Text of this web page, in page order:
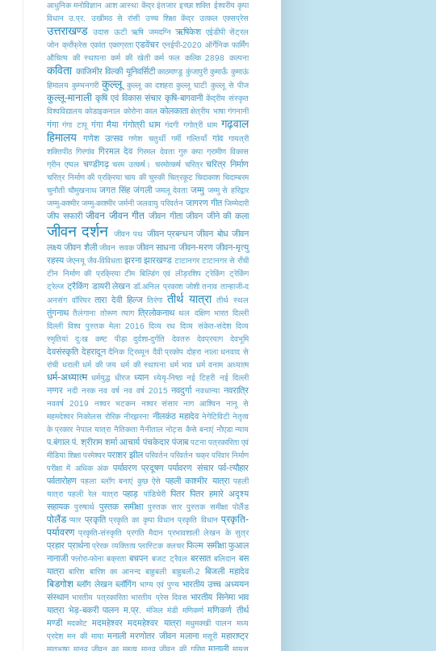
आधुनिक मनोविज्ञान आश आस्था केंद्र इंतजार इच्छा शक्ति ईश्वरीय कृपा
विधान उ.प्र. उखीमठ से रांसी उच्च शिक्षा केंद्र उत्कल एक्सप्रेस
उत्तराखण्ड उदास ऊटी ऋषि जमदग्नि ऋषिकेश एईडीपी सेंट्रल
जोन क्राँफ्रेस एकांत एकाग्रता एडवेंचर एनईपी-2020 ऑर्गेनिक फार्मिंग
औचित्य की स्थापना कर्म की खेती कर्म फल कल्कि 2898 कल्पना
कविता काजिमीर विल्की यूनिवर्सिटी काठमाण्डू कुंजापुरी कुमाऊँ कुमाऊं
हिमालय कुम्भनगरी कुल्लू कुल्लू का दशहरा कुल्लू घाटी कुल्लू से पीज
कुल्लू-मानाली कृषि एवं विकास संचार कृषि-बागवानी केंद्रीय संस्कृत
विश्वविद्यालय कोडाइकनाल कोरोना काल कोलकाता क्षेत्रीय भाषा गंगनानी
गंगा गंगा टापू गंगा मैया गंगोत्री धाम गंदगी गगोत्री धाम गढ़वाल
हिमालय
गणेश उत्सव गणेश चतुर्थी गर्मी गल्तियाँ गांव
गायत्री
शक्तिपीठ गिरगांव गिरमल देव गिरमल देवता गुरु कपा ग्रामीण विकास
ग्रीन एप्पल चण्डीगढ़ चरम उत्कर्ष। चरमोत्कर्ष चरित्र चरित्र निर्माण
चरित्र निर्माण की प्रक्रिया चाय की चुस्की चित्रकूट चिदाकाश चिदाम्बरम
चुनौती चौमुखनाथ जगत सिंह जंगली जमलू देवता जम्मु जम्मु से हरिद्वार
जम्मु-कश्मीर जम्मु-काश्मीर जर्मनी जलवायु परिवर्तन जागरण गीत जिम्मेदारी
जीप सफारी जीवन जीवन गीत जीवन गीता जीवन जीने की कला
जीवन दर्शन जीवन पथ जीवन प्रबन्धन जीवन बोध जीवन
लक्ष्य जीवन शैली जीवन सवक जीवन साधना जीवन-मरण जीवन-मृत्यु
रहस्य जेएनयू जैव-विविधता झरना झारखण्ड टाटानगर टाटानगर से राँची
टीन निर्माण की प्रक्रिया टीम बिल्डिंग एवं लीड़रशिप ट्रेकिंग ट्रेकिंग
ट्रेल्ज ट्रैकिंग डायरी लेखन डॉ.अनिल प्रकाश जोशी तनाव तान्हाजी-द
अनसंग वॉरियर तारा देवी हिल्ज तिरंगा तीर्थ यात्रा तीर्थ स्थल
तुंगनाथ तैलंगाना तोरूण त्याग त्रिलोकनाथ थल दक्षिण भारत दिल्ली
दिल्ली विश्व पुस्तक मेला 2016 दिव्य रथ दिव्य संकेत-संदेश दिव्य
स्मृतियां
दुःख कष्ट पीड़ा दुर्दशा-दुर्गति देवतरु देवप्रयाग देवभूमि
देवसंस्कृति देहरादून दैनिक ट्रिब्यून दैवी प्रकोप दोहरा नाला धनवाद से
रांची धराली धर्म की जय धर्म की स्थापना धर्म भाव धर्म वनाम अध्यात्म
धर्म-अध्यात्म धर्मयुद्ध धीरज ध्यान ध्येयृ-निष्ठा नई टिहरी नई दिल्ली
नग्गर नदी नरक नव वर्ष नव वर्ष 2015 नवदुर्गा नवधान्या नवरात्रि
नववर्ष 2019 नश्वर भटकन नश्वर संसार नाग आश्विन
नानू से
महमदेश्वर निकोलस रोरिक नीरझरना नीलकंठ महादेव नेगेटिविटी नेतृत्व
के प्रकार नेपाल यात्रा नैतिकता नैनीताल नोट्स कैसे बनाएं नोेएडा न्याय
प.बंगाल पं. श्रीराम शर्मा आचार्य पंचकेदार पंजाब पटना पत्रकारिता एवं
मीडिया शिक्षा परमेश्वर पराशर झील परिवर्तन परिवर्तन चक्र परिवार निर्माण
परीक्षा में अधिक अंक पर्यावरण प्रदूषण पर्यावरण संचार पर्व-त्यौहार
पर्वतारोहण पहला ब्लॉग बनाएं कुछ ऐसे पहली काश्मीर यात्रा पहली
यात्रा पहली रेल यात्रा पहाड़ पांडिचेरी पितर पितर हमारे अदृश्य
सहायक पुरुषार्थ पुस्तक समीक्षा पुस्तक सार पु्स्तक समीक्षा पोलैंंड
पोलैंड प्यार प्रकृति प्रकृति का कृपा विधान प्रकृति विधान प्रकृति-
पर्यावरण प्रकृति-संस्कृति प्रगति मैदान प्रभावशाली लेखन के सुत्र
प्रहार प्रार्थना प्रेरक व्यक्तित्व प्लास्टिक क्लचर फिल्म समीक्षा फुआल
नानाजी फ्लोरा-फोना बक्रता बचपन बजट ट्रैवल बरसात बलिदान बस
यात्रा बारिश बारिश का आनन्द बाहुबली बाहुबली-2 बिजली महादेव
बिडगोश ब्लॉग लेखन ब्लॉगिंग भाग्य एवं पुण्य भारतीय उच्च अध्ययन
संस्थान भारतीय पत्रकारिता भारतीय प्रेस दिवस भारतीय सिनेमा भाव
यात्रा भेड़-बकरी पालन म.प्र. मंजिल मंडी मणिकर्ण मणिकर्ण तीर्थ
मण्डी मदकोट मदमहेश्वर मदमहेश्वर यात्रा मधुमक्खी पालन मध्य
प्रदेश मन की माया मनाली मरणोतर जीवन मलाना मसूरी महाराष्ट्र
मातृभाषा मानव जीवन का महत्व मानव जीवन की गरिमा मानाली मायूस